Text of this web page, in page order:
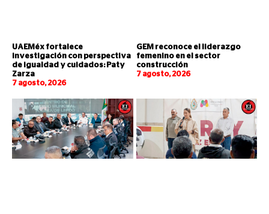
UAEMéx fortalece
investigación con perspectiva
de igualdad y cuidados: Paty
Zarza
7 agosto, 2026
GEM reconoce el liderazgo
femenino en el sector
construcción
7 agosto, 2026